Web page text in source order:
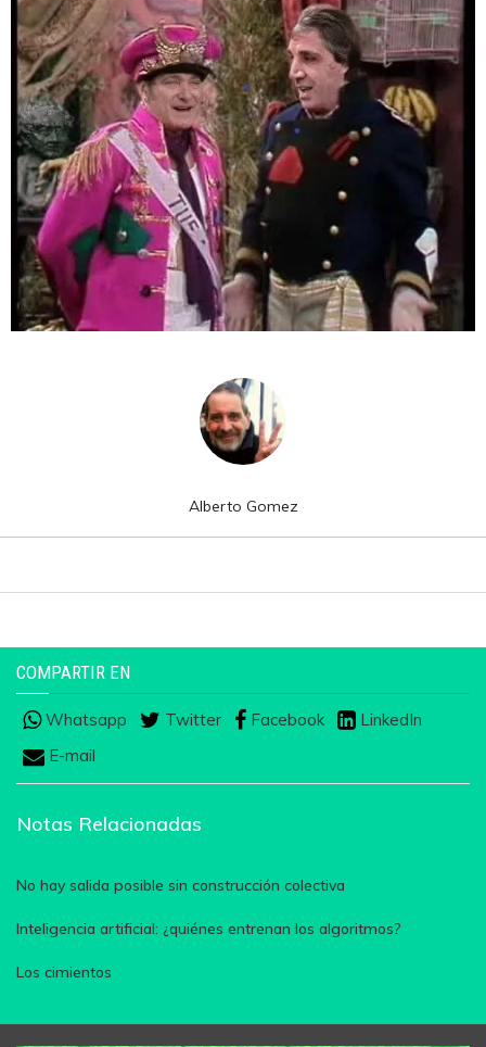
Alberto Gomez
COMPARTIR EN
Whatsapp Twitter Facebook
LinkedIn
E-mail
Notas Relacionadas
No hay salida posible sin construcción colectiva
Inteligencia artificial: ¿quiénes entrenan los algoritmos?
Los cimientos